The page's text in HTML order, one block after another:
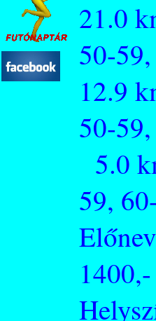
50-
50-
5.0
59,